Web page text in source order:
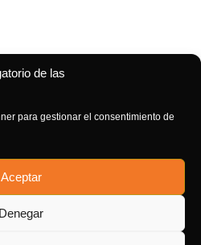
de las
para gestionar el consentimiento de
Aceptar
Denegar